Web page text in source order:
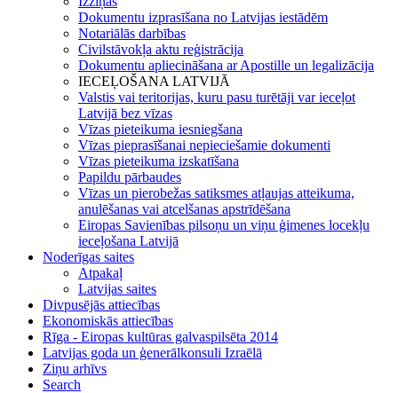
Dokumentu izprasīšana no Latvijas iestādēm
Notariālās darbības
Civilstāvokļa aktu reģistrācija
Dokumentu apliecināšana ar Apostille un legalizācija
IECEĻOŠANA LATVIJĀ
Valstis vai teritorijas, kuru pasu turētāji var ieceļot
Latvijā bez vīzas
Vīzas pieteikuma iesniegšana
Vīzas pieprasīšanai nepieciešamie dokumenti
Vīzas pieteikuma izskatīšana
Papildu pārbaudes
Vīzas un pierobežas satiksmes atļaujas atteikuma,
anulēšanas vai atcelšanas apstrīdēšana
Eiropas Savienības pilsoņu un viņu ģimenes locekļu
ieceļošana Latvijā
Noderīgas saites
Atpakaļ
Latvijas saites
Divpusējās attiecības
Ekonomiskās attiecības
Rīga - Eiropas kultūras galvaspilsēta 2014
Latvijas goda un ģenerālkonsuli Izraēlā
Ziņu arhīvs
Search